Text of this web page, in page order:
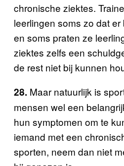
chronische ziektes.
leerlingen soms zo dat
en soms praten ze
ziektes zelfs een
de rest niet bij kunnen
28. Maar natuurlijk is
mensen wel een
hun symptomen om te
iemand met een
sporten, neem dan niet